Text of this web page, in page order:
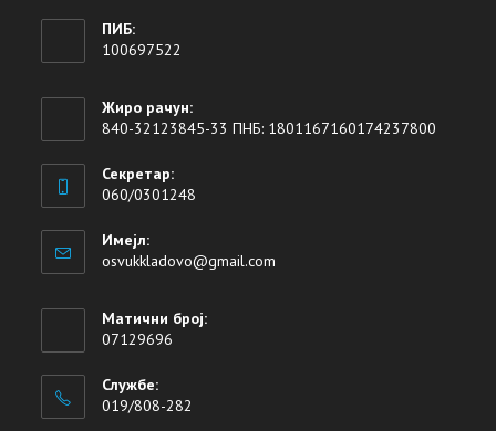
ПИБ:
100697522
Жиро рачун:
840-32123845-33 ПНБ: 1801167160174237800
Секретар:
060/0301248
Имејл:
osvukkladovo@gmail.com
Матични број:
07129696
Службе:
019/808-282